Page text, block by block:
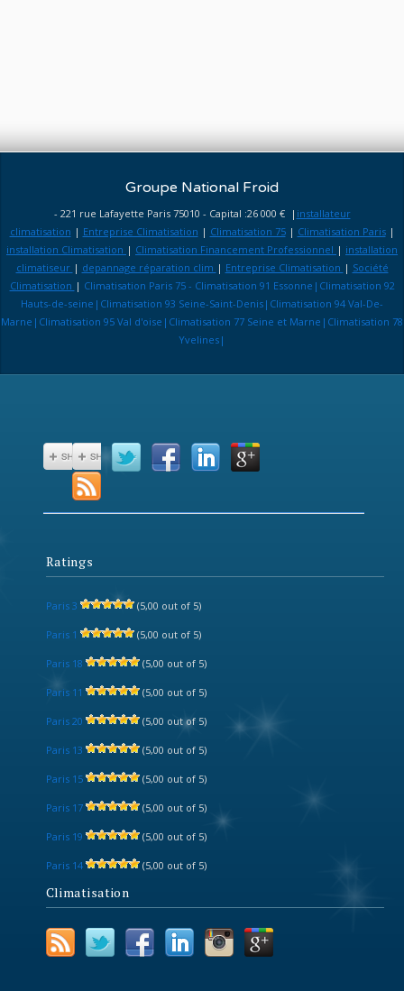
Groupe National Froid
- 221 rue Lafayette Paris 75010 - Capital :26 000 € | installateur
climatisation | Entreprise Climatisation | Climatisation 75| Climatisation Paris|
installation Climatisation | Climatisation Financement Professionnel | installation
climatiseur | depannage réparation clim | Entreprise Climatisation | Société
Climatisation | Climatisation Paris 75 - Climatisation 91 Essonne|Climatisation 92
Hauts-de-seine|Climatisation 93 Seine-Saint-Denis|Climatisation 94 Val-De-
Marne|Climatisation 95 Val d'oise|Climatisation 77 Seine et Marne|Climatisation 78
Yvelines|
Ratings
Paris 3 (5,00 out of 5)
Paris 1 (5,00 out of 5)
Paris 18 (5,00 out of 5)
Paris 11 (5,00 out of 5)
Paris 20 (5,00 out of 5)
Paris 13 (5,00 out of 5)
Paris 15 (5,00 out of 5)
Paris 17 (5,00 out of 5)
Paris 19 (5,00 out of 5)
Paris 14 (5,00 out of 5)
Climatisation